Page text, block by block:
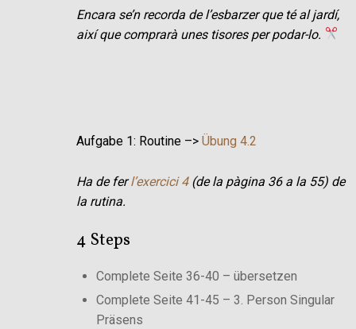
Encara se’n recorda de l’esbarzer que té al jardí,
així que comprarà unes tisores per podar-lo.
Aufgabe 1: Routine –> Übung 4.2
Ha de ferl’exercici 4(de la pàgina 36 a la 55) de
la rutina.
4 Steps
Complete Seite 36-40 – übersetzen
Complete Seite 41-45 – 3. Person Singular
Präsens